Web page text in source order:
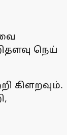
நெய்
கிளறவும்.